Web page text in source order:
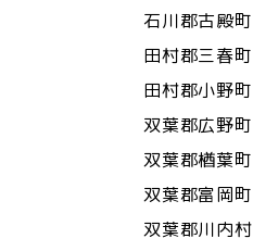
石川郡古殿町
田村郡三春町
田村郡小野町
双葉郡広野町
双葉郡楢葉町
双葉郡富岡町
双葉郡川内村